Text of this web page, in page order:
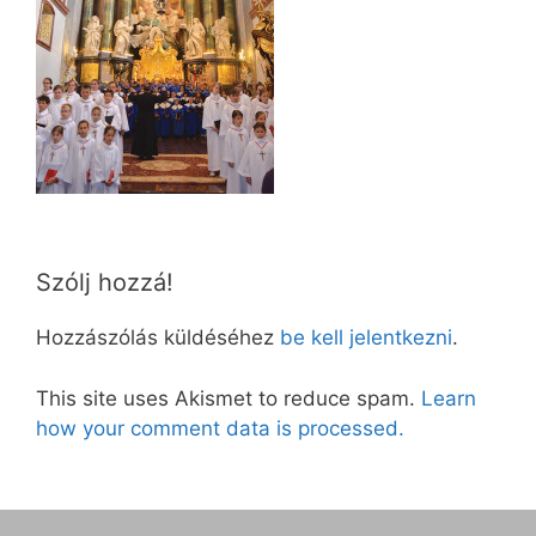
Szólj hozzá!
Hozzászólás küldéséhez be kell jelentkezni.
This site uses Akismet to reduce spam. Learn
how your comment data is processed.